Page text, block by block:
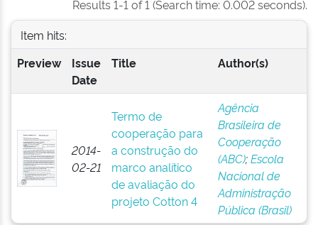
Results 1-1 of 1 (Search time: 0.002 seconds).
Item hits:
Preview
Issue
Date
Title Author(s)
2014-
02-21
Termo de
cooperação para
a construção do
marco analítico
de avaliação do
projeto Cotton 4
Agência
Brasileira de
Cooperação
(ABC);Escola
Nacional de
Administração
Pública (Brasil)